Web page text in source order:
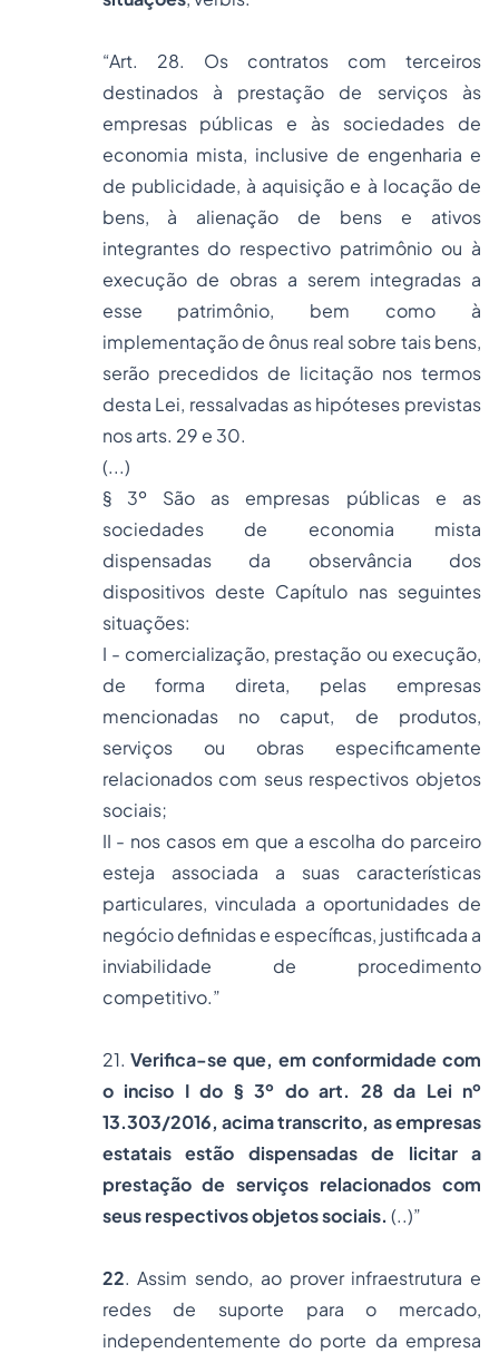
“Art. 28. Os contratos com terceiros
destinados à prestação de serviços às
empresas públicas e às sociedades de
economia mista, inclusive de engenharia e
de publicidade, à aquisição e à locação de
bens, à alienação de bens e ativos
integrantes do respectivo patrimônio ou à
execução de obras a serem integradas a
esse patrimônio, bem como à
implementação de ônus real sobre tais bens,
serão precedidos de licitação nos termos
desta Lei, ressalvadas as hipóteses previstas
nos arts. 29 e 30.
(...)
§ 3º São as empresas públicas e as
sociedades de economia mista
dispensadas da observância dos
dispositivos deste Capítulo nas seguintes
situações:
I - comercialização, prestação ou execução,
de forma direta, pelas empresas
mencionadas no caput, de produtos,
serviços ou obras especificamente
relacionados com seus respectivos objetos
sociais;
II - nos casos em que a escolha do parceiro
esteja associada a suas características
particulares, vinculada a oportunidades de
negócio definidas e específicas, justificada a
inviabilidade de procedimento
competitivo.”
21.Verifica-se que, em conformidade com
o inciso I do § 3º do art. 28 da Lei nº
13.303/2016, acima transcrito, as empresas
estatais estão dispensadas de licitar a
prestação de serviços relacionados com
seus respectivos objetos sociais. (..)”
22. Assim sendo, ao prover infraestrutura e
redes de suporte para o mercado,
independentemente do porte da empresa